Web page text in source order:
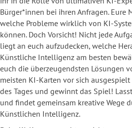
Bürger*innen bei ihren Anfragen. Eure
welche Probleme wirklich von KI-
können. Doch Vorsicht! Nicht jede
liegt an euch aufzudecken, welche
Künstliche Intelligenz am besten
euch die überzeugendsten Lösungen
meisten KI-Karten vor sich
des Tages und gewinnt das Spiel!
und findet gemeinsam kreative Wege
Künstlichen Intelligenz.